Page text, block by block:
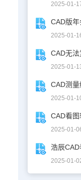
2025-01-
2025-01-
CAD无法
2025-01-
2025-01-
2025-01-
2025-01-